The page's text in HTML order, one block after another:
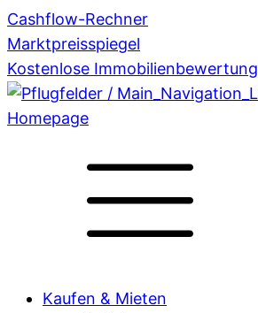
Cashflow-Rechner
Marktpreisspiegel
Kostenlose Immobilienbewertung
Homepage
Kaufen & Mieten